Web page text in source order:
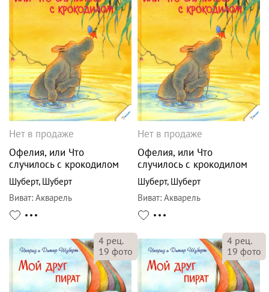
Нет в продаже
Офелия, или Что
случилось с крокодилом
Шуберт, Шуберт
Виват: Акварель
Нет в продаже
Офелия, или Что
случилось с крокодилом
Шуберт, Шуберт
Виват: Акварель
4 рец.
19 фото
4 рец.
19 фото